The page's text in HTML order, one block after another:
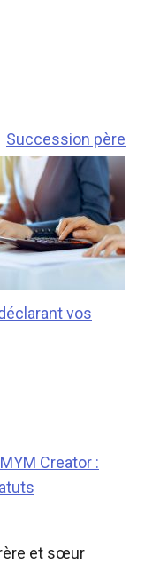
Succession père
vos
MYM Creator :
et sœur